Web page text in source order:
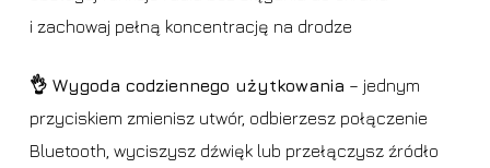
i zachowaj pełną koncentrację na drodze
👌 Wygoda codziennego użytkowania – jednym
przyciskiem zmienisz utwór, odbierzesz połączenie
Bluetooth, wyciszysz dźwięk lub przełączysz źródło